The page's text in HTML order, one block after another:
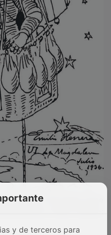
junto a su mujer Irene
y de terceros para